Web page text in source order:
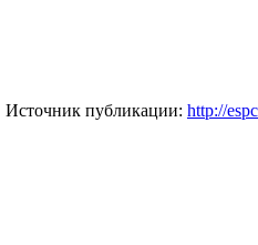
Источник публикации: http://